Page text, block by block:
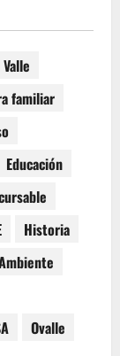
familiar
Educación
Historia
Ovalle